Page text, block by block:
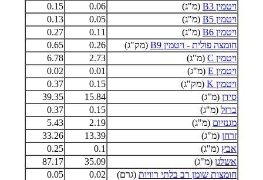
ויטמין B3
(מ"ג) 0.06
0.15
ויטמין B5
(מ"ג) 0.05
0.13
ויטמין B6
(מ"ג) 0.11
0.27
חומצה פולית - ויטמין B9
(מק"ג) 0.26
0.65
ויטמין C
(מ"ג) 2.73
6.78
ויטמין E
(מ"ג) 0.01
0.02
ויטמין K
(מק"ג) 0.15
0.37
סידן (מ"ג) 15.84
39.35
ברזל (מ"ג) 0.15
0.37
מגנזיום (מ"ג) 2.19
5.43
זרחן (מ"ג) 13.39
33.26
אבץ (מ"ג) 0.1
0.25
אשלגן (מ"ג) 35.09
87.17
חומצות שומן רב בלתי רוויות (גרם) 0.02
0.05